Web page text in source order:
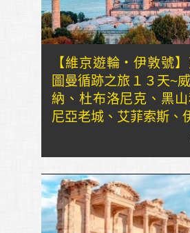
【維京遊輪・伊敦號
圖曼循跡之旅１３天~
納、杜布洛尼克、黑
尼亞老城、艾菲索斯、